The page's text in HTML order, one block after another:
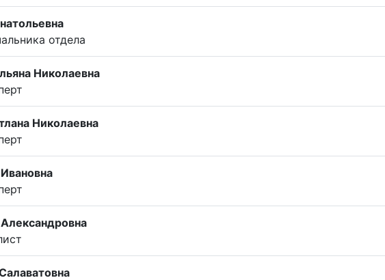
отдела
Николаевна
Николаевна